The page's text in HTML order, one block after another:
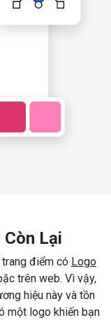
Lại
điểm có Logo
trên web. Vì vậy,
hiệu này và tồn
một logo khiến bạn